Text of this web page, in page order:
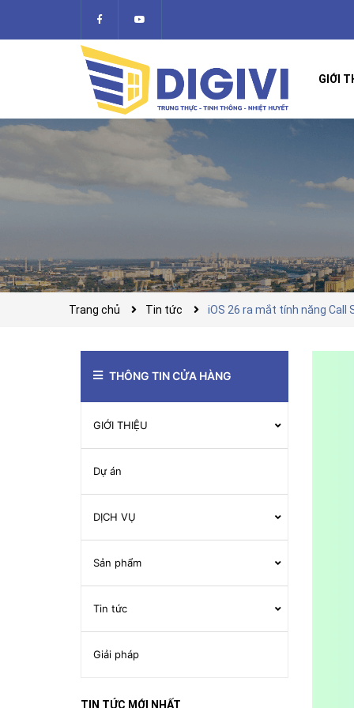
GIỚI
Trang chủ Tin tức iOS 26 ra mắt tính năng Call
THÔNG TIN CỬA HÀNG
GIỚI THIỆU
Dự án
DỊCH VỤ
Sản phẩm
Tin tức
Giải pháp
TIN TỨC MỚI NHẤT